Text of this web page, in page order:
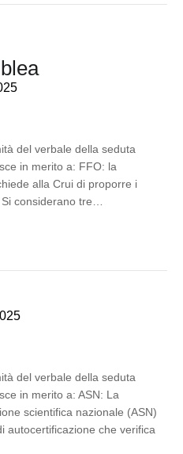
del verbale della seduta
in merito a: FFO: la
alla Crui di proporre i
considerano tre…
del verbale della seduta
in merito a: ASN: La
scientifica nazionale (ASN)
autocertificazione che verifica